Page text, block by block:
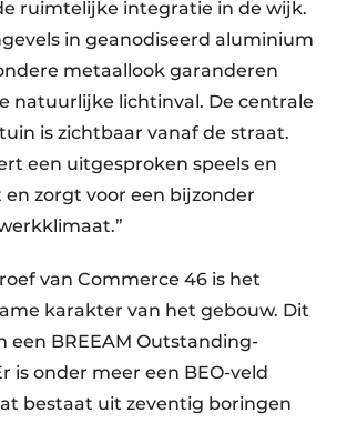
ruimtelijke integratie in de wijk.
in geanodiseerd aluminium
metaallook garanderen
natuurlijke lichtinval. De centrale
is zichtbaar vanaf de straat.
een uitgesproken speels en
zorgt voor een bijzonder
van Commerce 46 is het
karakter van het gebouw. Dit
een BREEAM Outstanding-
is onder meer een BEO-veld
bestaat uit zeventig boringen